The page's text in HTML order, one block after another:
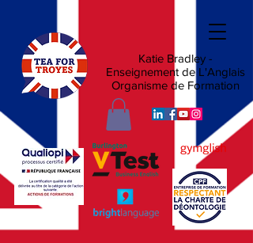
Katie Bradley -
Enseignement de L'Anglais
Organisme de Formation